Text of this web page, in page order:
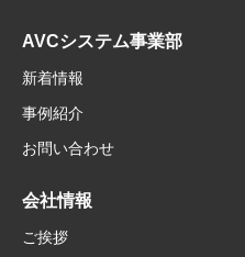
AVCシステム事業部
新着情報
事例紹介
お問い合わせ
会社情報
ご挨拶